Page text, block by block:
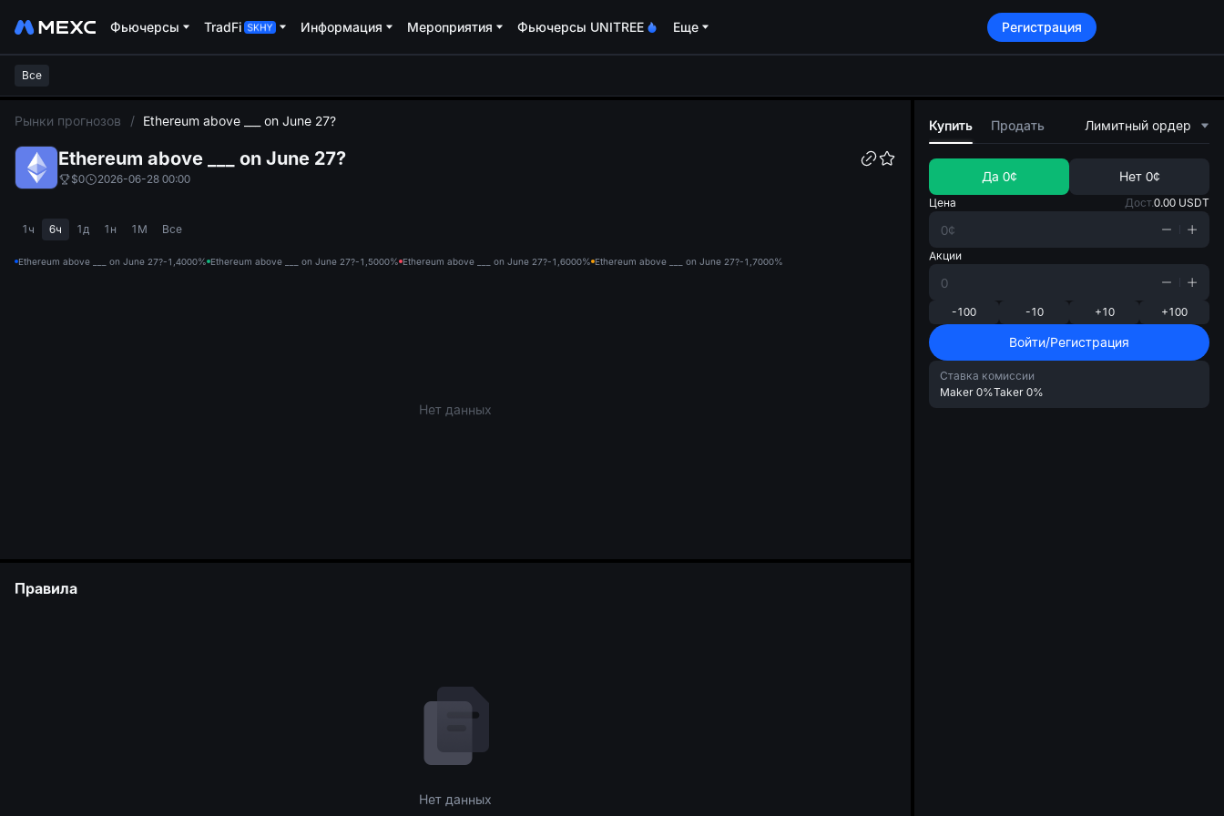
Фьючерсы TradFi Информация Мероприятия Фьючерсы UNITREE Еще Регистрация
Все
Рынки прогнозов / Ethereum above ___ on June 27?
Ethereum above ___ on June 27?
$0 2026-06-28 00:00
1ч 6ч 1д 1н 1М Все
Ethereum above ___ on June 27?-1,4000% Ethereum above ___ on June 27?-1,5000% Ethereum above ___ on June 27?-1,6000% Ethereum above ___ on June 27?-1,7000%
Нет данных
Правила
Нет данных
Купить Продать Лимитный ордер
Да 0¢ Нет 0¢
Цена Дост.0.00 USDT
Акции
-100 -10 +10 +100
Войти/Регистрация
Ставка комиссии
Maker 0%Taker 0%